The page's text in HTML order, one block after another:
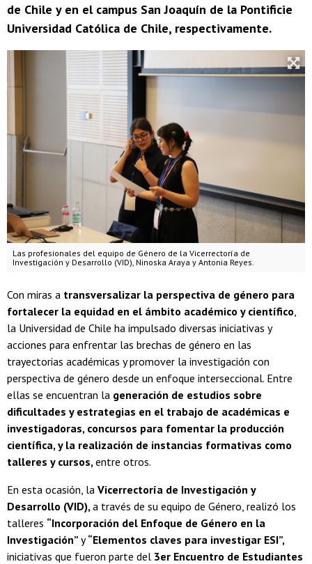
de Chile y en el campus San Joaquín de la Pontificie
Universidad Católica de Chile, respectivamente.
Las profesionales del equipo de Género de la Vicerrectoría de
Investigación y Desarrollo (VID), Ninoska Araya y Antonia Reyes.
Con miras a transversalizar la perspectiva de género para
fortalecer la equidad en el ámbito académico y científico
la Universidad de Chile ha impulsado diversas iniciativas y
acciones para enfrentar las brechas de género en las
trayectorias académicas y promover la investigación con
perspectiva de género desde un enfoque interseccional. Entre
ellas se encuentran la generación de estudios sobre
dificultades y estrategias en el trabajo de académicas e
investigadoras, concursos para fomentar la producción
científica, y la realización de instancias formativas como
talleres y cursos, entre otros.
En esta ocasión, la Vicerrectoría de Investigación y
Desarrollo (VID), a través de su equipo de Género, realizó los
talleres “Incorporación del Enfoque de Género en la
Investigación” y“Elementos claves para investigar ESI”,
iniciativas que fueron parte del 3er Encuentro de Estudiantes